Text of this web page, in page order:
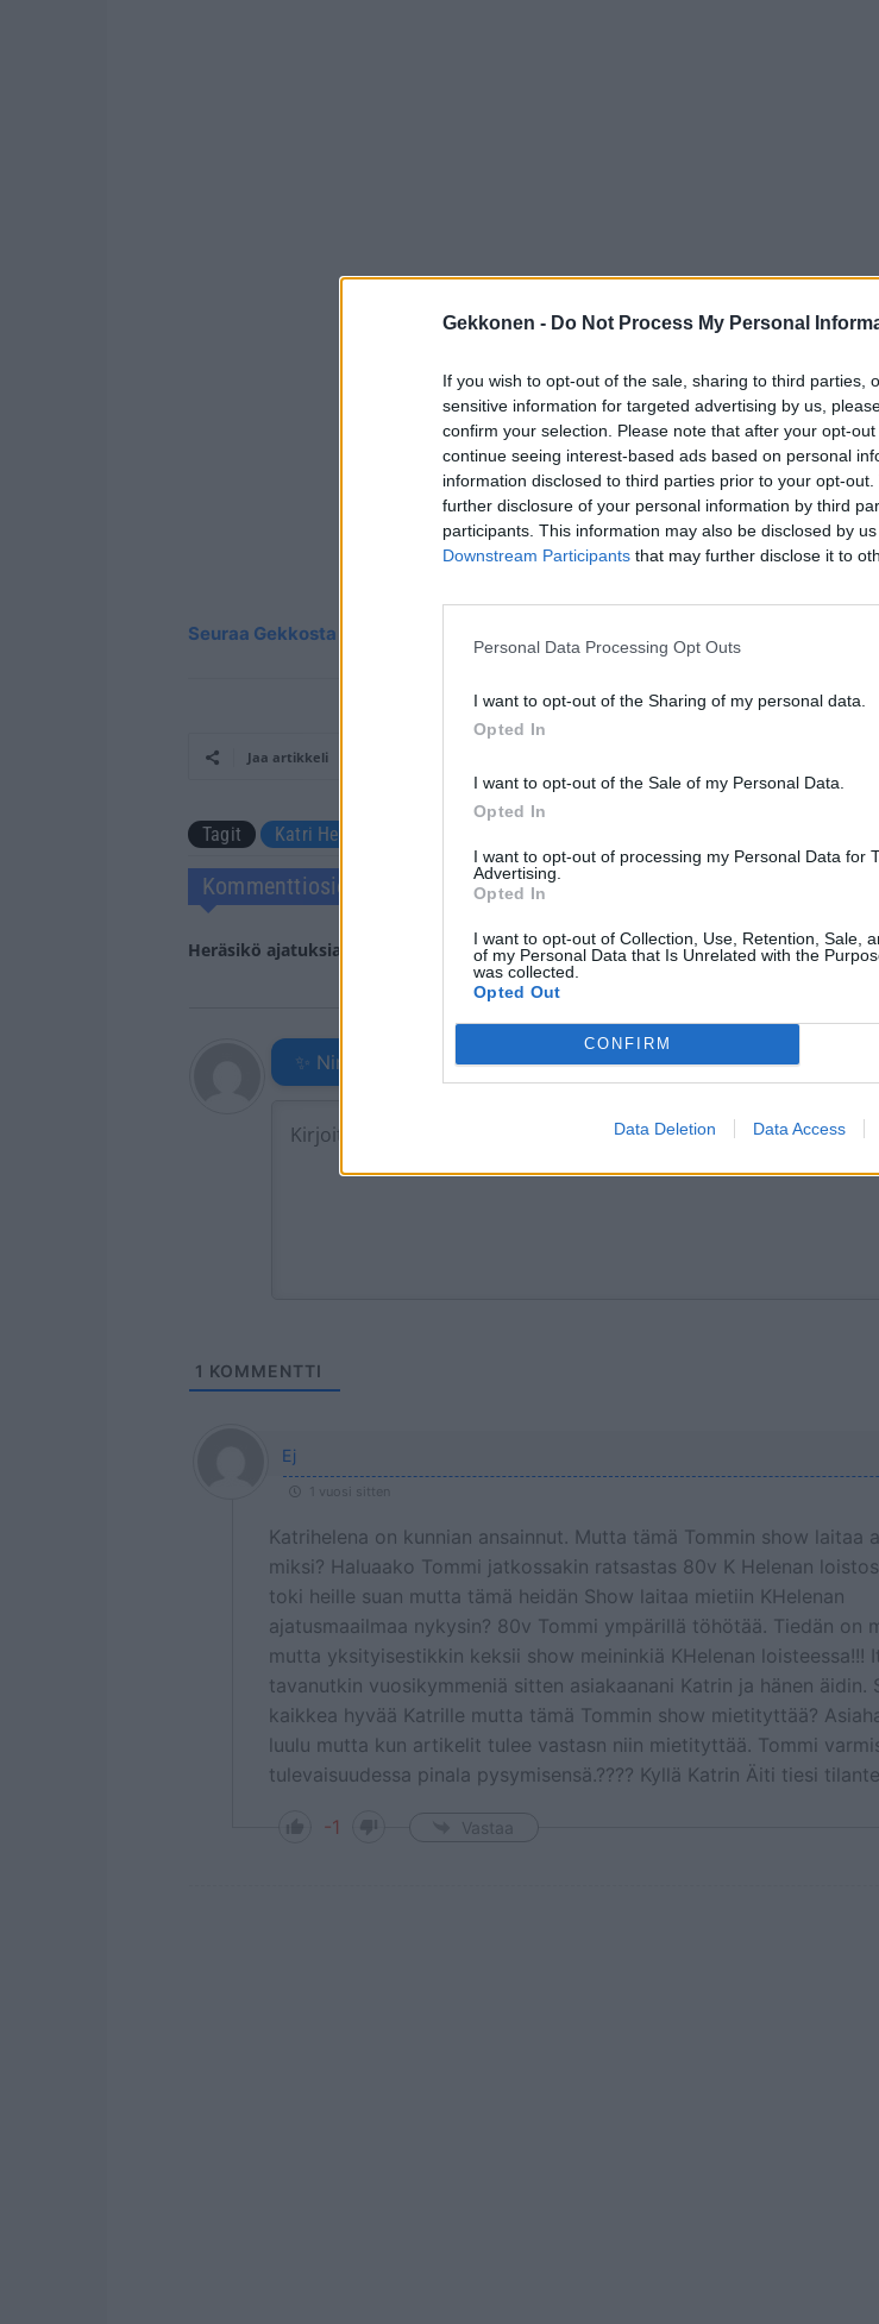
Gekkonen - Do Not Process My Personal
If you wish to opt-out of the sale, sharing to third parties,
sensitive information for targeted advertising by us,
confirm your selection. Please note that after your opt-
continue seeing interest-based ads based on personal
information disclosed to third parties prior to your opt-
further disclosure of your personal information by third
participants. This information may also be disclosed by
Downstream Participants that may further disclose it to
Personal Data Processing Opt Outs
I want to opt-out of the Sharing of my personal data.
Opted In
I want to opt-out of the Sale of my Personal Data.
Opted In
I want to opt-out of processing my Personal Data for
Advertising.
Opted In
I want to opt-out of Collection, Use, Retention, Sale,
of my Personal Data that Is Unrelated with the
was collected.
Opted Out
CONFIRM
Data Deletion Data Access
Seuraa Gekkosta Instagramissa
Jaa artikkeli
Tagit Katri Helena
Kommenttiosio
Heräsikö ajatuksia? Kerro mielipiteesi.Tutustu kuitenkinsääntöihin.
✨ Nimikone
1 KOMMENTTI
Ej
1 vuosi sitten
Katrihelena on kunnian ansainnut. Mutta tämä Tommin show laitaa
miksi? Haluaako Tommi jatkossakin ratsastas 80v K Helenan
toki heille suan mutta tämä heidän Show laitaa mietiin KHelenan
ajatusmaailmaa nykysin? 80v Tommi ympärillä töhötää. Tiedän on
mutta yksityisestikkin keksii show meininkiä KHelenan loisteessa!!!
tavanutkin vuosikymmeniä sitten asiakaanani Katrin ja hänen äidin.
kaikkea hyvää Katrille mutta tämä Tommin show mietityttää?
luulu mutta kun artikelit tulee vastasn niin mietityttää. Tommi
tulevaisuudessa pinala pysymisensä.???? Kyllä Katrin Äiti tiesi
-1 Vastaa